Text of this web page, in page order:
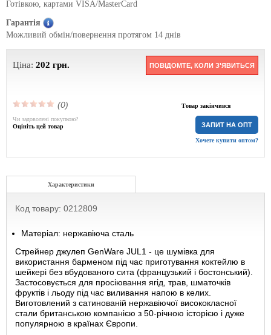
Готівкою, картами VISA/MasterCard
Гарантія
Можливий обмін/повернення протягом 14 днів
Ціна: 202 грн. ПОВІДОМТЕ, КОЛИ З'ЯВИТЬСЯ
(0) Товар закінчився
ЗАПИТ НА ОПТ
Хочете купити оптом?
Чи задоволені покупкою?
Оцініть цей товар
Характеристики
Код товару: 0212809
Матеріал: нержавіюча сталь
Стрейнер джулеп GenWare JUL1 - це шумівка для
використання барменом під час приготування коктейлю в
шейкері без вбудованого сита (французький і бостонський).
Застосовується для просіювання ягід, трав, шматочків
фруктів і льоду під час виливання напою в келих.
Виготовлений з сатинованій нержавіючої висококласної
стали британською компанією з 50-річною історією і дуже
популярною в країнах Європи.